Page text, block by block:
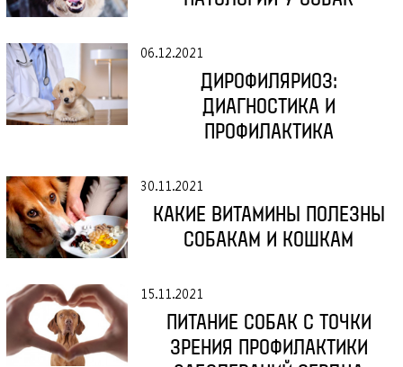
06.12.2021
ДИРОФИЛЯРИОЗ:
ДИАГНОСТИКА И
ПРОФИЛАКТИКА
30.11.2021
КАКИЕ ВИТАМИНЫ ПОЛЕЗНЫ
СОБАКАМ И КОШКАМ
15.11.2021
ПИТАНИЕ СОБАК С ТОЧКИ
ЗРЕНИЯ ПРОФИЛАКТИКИ